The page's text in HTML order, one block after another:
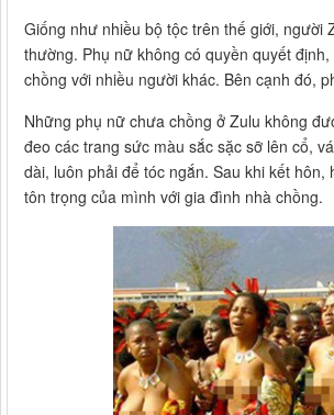
Giống như nhiều bộ tộc trên thế giới, người
thường. Phụ nữ không có quyền quyết
chồng với nhiều người khác. Bên cạnh đó,
Những phụ nữ chưa chồng ở Zulu không
đeo các trang sức màu sắc sặc sỡ lên cổ,
dài, luôn phải để tóc ngắn. Sau khi kết
tôn trọng của mình với gia đình nhà chồng.